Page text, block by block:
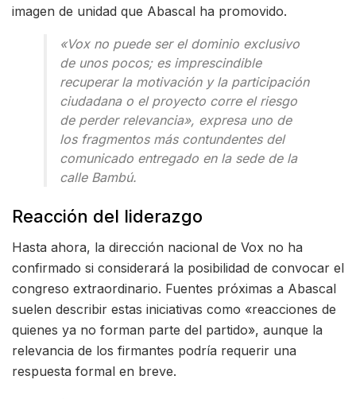
imagen de unidad que Abascal ha promovido.
«Vox no puede ser el dominio exclusivo
de unos pocos; es imprescindible
recuperar la motivación y la participación
ciudadana o el proyecto corre el riesgo
de perder relevancia», expresa uno de
los fragmentos más contundentes del
comunicado entregado en la sede de la
calle Bambú.
Reacción del liderazgo
Hasta ahora, la dirección nacional de Vox no ha
confirmado si considerará la posibilidad de convocar el
congreso extraordinario. Fuentes próximas a Abascal
suelen describir estas iniciativas como «reacciones de
quienes ya no forman parte del partido», aunque la
relevancia de los firmantes podría requerir una
respuesta formal en breve.